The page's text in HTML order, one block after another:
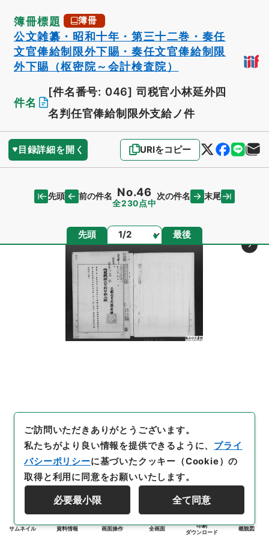
簿冊標題 簿冊
公文雑纂・昭和十年・第三十二巻・奏任
文官俸給制限外下賜・奏任文官俸給制限
外下賜（枢密院～会計検査院）
件名
[件名番号: 046] 司税官小林延外四
名判任官俸給制限外支給ノ件
目録詳細を開く URIをコピー
先頭 前の件名 No.46
全230点中
次の件名 末尾
先頭 ページ 最後
サムネイル 資料情報 画面操作 全画面
印刷
ダウンロード
概観図
ご訪問いただきありがとうございます。
私たちがより良い情報を提供できるように、 プライ
バシーポリシーに基づいたクッキー（Cookie）の
取得と利用に同意をお願いいたします。
必要最小限 全て同意